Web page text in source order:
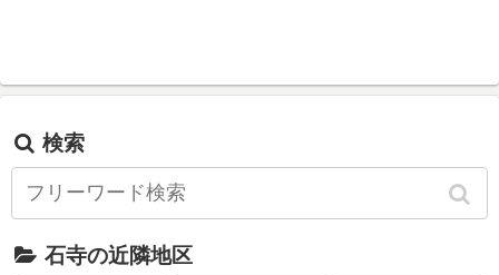
検索
石寺の近隣地区